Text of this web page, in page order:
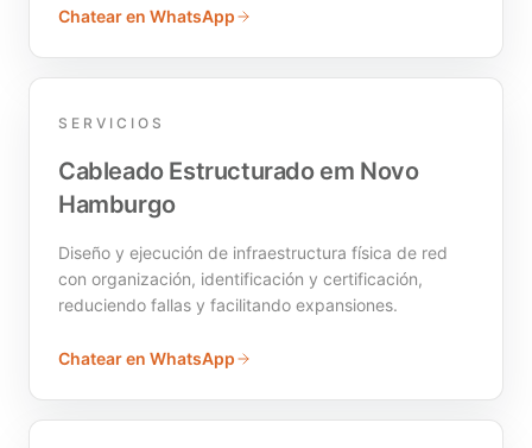
Chatear en WhatsApp
SERVICIOS
Cableado Estructurado em Novo
Hamburgo
Diseño y ejecución de infraestructura física de red
con organización, identificación y certificación,
reduciendo fallas y facilitando expansiones.
Chatear en WhatsApp